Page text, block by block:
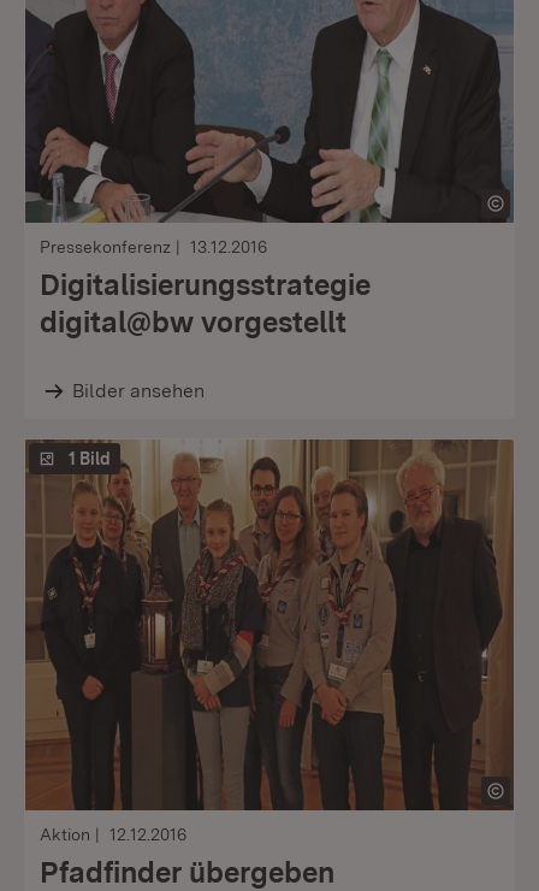
Pressekonferenz 13.12.2016
Digitalisierungsstrategie
digital@bw vorgestellt
Bilder ansehen
1 Bild
Aktion 12.12.2016
Pfadfinder übergeben